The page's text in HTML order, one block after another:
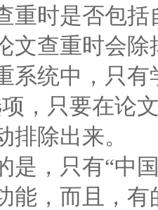
重时是否包
文查重时会
系统中，只
，只要在论
排除出来。
是，只有“中
能，而且，